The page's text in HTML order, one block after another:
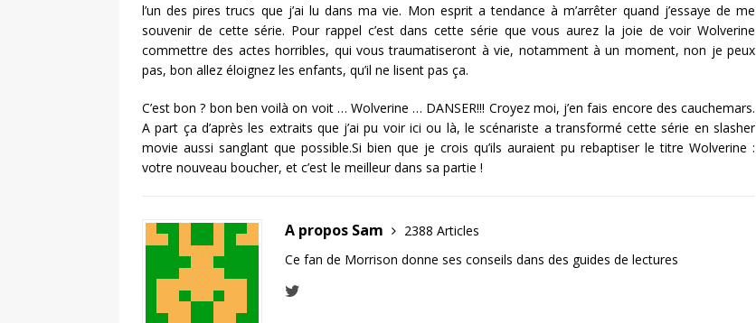
l’un des pires trucs que j’ai lu dans ma vie. Mon esprit a tendance à m’arrêter quand j’essaye de me
souvenir de cette série. Pour rappel c’est dans cette série que vous aurez la joie de voir Wolverine
commettre des actes horribles, qui vous traumatiseront à vie, notamment à un moment, non je peux
pas, bon allez éloignez les enfants, qu’il ne lisent pas ça.
C’est bon ? bon ben voilà on voit … Wolverine … DANSER!!! Croyez moi, j’en fais encore des cauchemars.
A part ça d’après les extraits que j’ai pu voir ici ou là, le scénariste a transformé cette série en slasher
movie aussi sanglant que possible.Si bien que je crois qu’ils auraient pu rebaptiser le titre Wolverine :
votre nouveau boucher, et c’est le meilleur dans sa partie !
A propos Sam
2388 Articles
Ce fan de Morrison donne ses conseils dans des guides de lectures